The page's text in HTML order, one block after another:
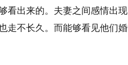
看出来的。夫妻之间感情出现
走不长久。而能够看见他们婚